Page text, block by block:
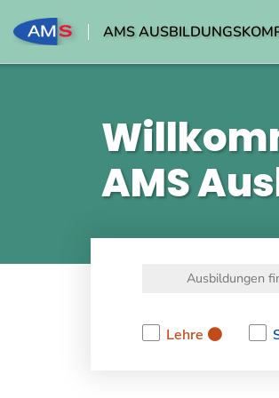
AMS
AMS
Lehre